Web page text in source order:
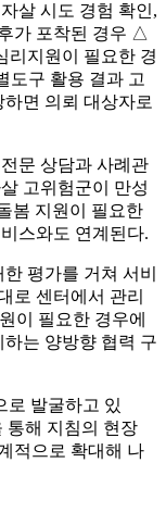
살 시도 경험 확인,
가 포착된 경우 △
리지원이 필요한 경
도구 활용 결과 고
면 의뢰 대상자로
문 상담과 사례관
고위험군이 만성
봄 지원이 필요한
스와도 연계된다.
평가를 거쳐 서비
로 센터에서 관리
이 필요한 경우에
는 양방향 협력 구
로 발굴하고 있
통해 지침의 현장
적으로 확대해 나